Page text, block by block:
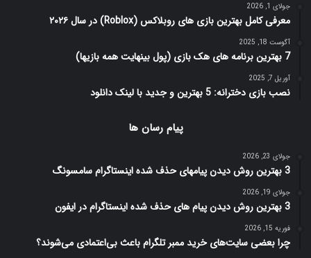
جولای 1, 2026
معرفی کامل بهترین بازی های روبلاکس (Roblox) در سال ۲۰۲۶
آگوست 18, 2025
7 بهترین برنامه های هک بازی (پول بینهایت همه بازیها)
آوریل 7, 2025
نصب بازی دخترانه: 5 بهترین و جدید با لینک دانلود
پیام رسان ها
جولای 23, 2026
3 بهترین روش دیدن پیامهای حذف شده اینستاگرام سامسونگ
جولای 19, 2026
3 بهترین روش دیدن پیام های حذف شده اینستاگرام در ایفون
فوریه 15, 2026
چرا بعضی سایت‌های خرید ممبر تلگرام باعث بی‌اعتمادی می‌شوند؟